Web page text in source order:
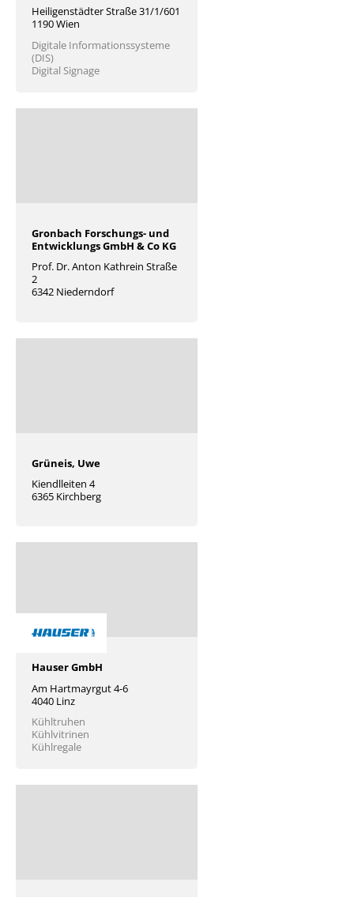
Heiligenstädter Straße 31/1/601
1190 Wien
Digitale Informationssysteme
(DIS)
Digital Signage
Gronbach Forschungs- und
Entwicklungs GmbH & Co KG
Prof. Dr. Anton Kathrein Straße
2
6342 Niederndorf
Grüneis, Uwe
Kiendlleiten 4
6365 Kirchberg
Hauser GmbH
Am Hartmayrgut 4-6
4040 Linz
Kühltruhen
Kühlvitrinen
Kühlregale